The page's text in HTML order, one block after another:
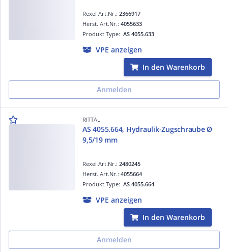
Rexel Art.Nr.: 2366917
Produkt Type: AS 4055.633
Herst. Art.Nr.: 4055633
VPE anzeigen
In den Warenkorb
Anmelden
RITTAL
AS 4055.664, Hydraulik-Zugschraube Ø
9,5/19 mm
Rexel Art.Nr.: 2480245
Produkt Type: AS 4055.664
Herst. Art.Nr.: 4055664
VPE anzeigen
In den Warenkorb
Anmelden